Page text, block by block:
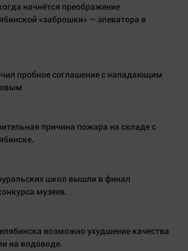
начнётся преображение
«заброшки» — элеватора в
пробное соглашение с нападающим
причина пожара на складе с
школ вышли в финал
музеев.
возможно ухудшение качества
на водоводе.